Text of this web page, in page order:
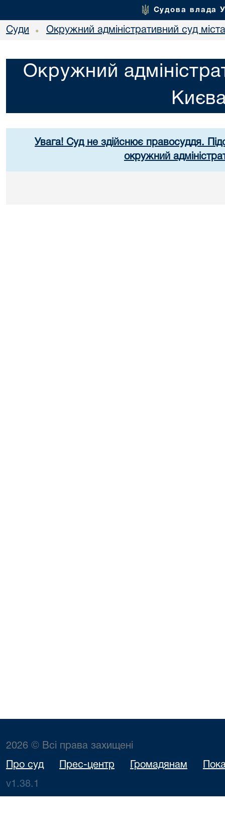
Судова влада
Суди • Окружний адміністративний суд
Окружний
Увага! Суд не здійснює правосуддя.
окружний
2026 © Всі права захищені
Про суд Прес-центр Громадянам
v1.38.1